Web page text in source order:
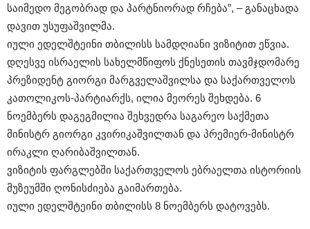
საიმედო მეგობრად და პარტნიორად რჩება”, – განაცხადა
დავით უსუფაშვილმა.
იული ედელშტეინი თბილისს სამდღიანი ვიზიტით ეწვია.
დღესვე ისრაელის სახელმწიფოს ქნესეთის თავმჯდომარე
პრეზიდენტ გიორგი მარგველაშვილსა და საქართველოს
კათოლიკოს-პარტიარქს, ილია მეორეს შეხდება. 6
ნოემბერს დაგეგმილია შეხვედრა საგარეო საქმეთა
მინისტრ გიორგი კვირიკაშვილთან და პრემიერ-მინისტრ
ირაკლი ღარიბაშვილთან.
ვიზიტის ფარგლებში საქართველოს ებრაელთა ისტორიის
მუზეუმში ღონისძიება გაიმართება.
იული ედელშტეინი თბილისს 8 ნოემბერს დატოვებს.